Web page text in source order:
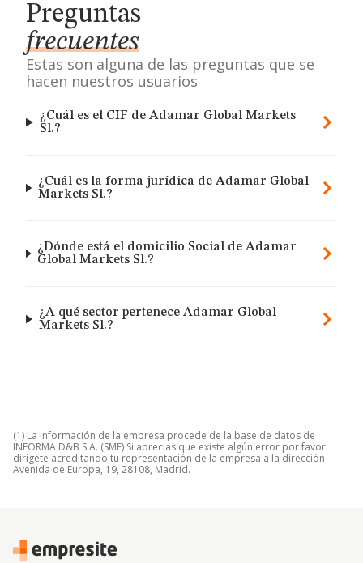
Preguntas
frecuentes
Estas son alguna de las preguntas que se
hacen nuestros usuarios
¿Cuál es el CIF de Adamar Global Markets
Sl.?
¿Cuál es la forma jurídica de Adamar Global
Markets Sl.?
¿Dónde está el domicilio Social de Adamar
Global Markets Sl.?
¿A qué sector pertenece Adamar Global
Markets Sl.?
(1) La información de la empresa procede de la base de datos de
INFORMA D&B S.A. (SME) Si aprecias que existe algún error por favor
dirígete acreditando tu representación de la empresa a la dirección
Avenida de Europa, 19, 28108, Madrid.